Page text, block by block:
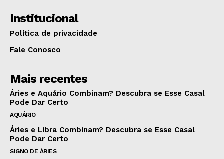
Institucional
Política de privacidade
Fale Conosco
Mais recentes
Áries e Aquário Combinam? Descubra se Esse Casal
Pode Dar Certo
AQUÁRIO
Áries e Libra Combinam? Descubra se Esse Casal
Pode Dar Certo
SIGNO DE ÁRIES